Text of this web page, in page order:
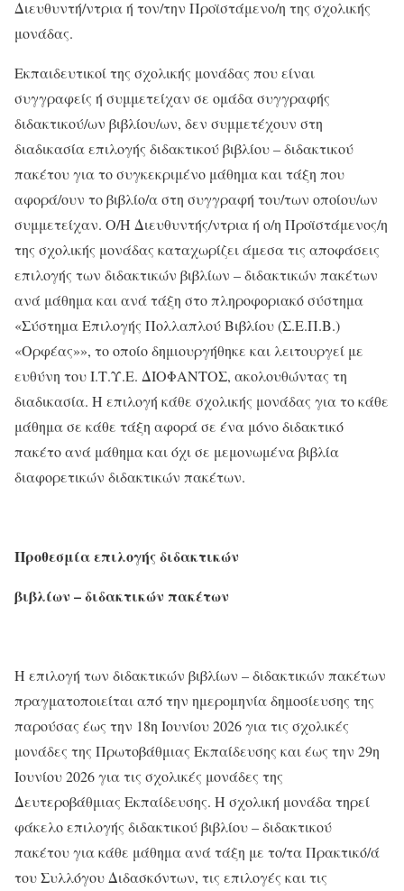
Διευθυντή/ντρια ή τον/την Προϊστάμενο/η της σχολικής
μονάδας.
Εκπαιδευτικοί της σχολικής μονάδας που είναι
συγγραφείς ή συμμετείχαν σε ομάδα συγγραφής
διδακτικού/ων βιβλίου/ων, δεν συμμετέχουν στη
διαδικασία επιλογής διδακτικού βιβλίου – διδακτικού
πακέτου για το συγκεκριμένο μάθημα και τάξη που
αφορά/ουν το βιβλίο/α στη συγγραφή του/των οποίου/ων
συμμετείχαν. Ο/Η Διευθυντής/ντρια ή ο/η Προϊστάμενος/η
της σχολικής μονάδας καταχωρίζει άμεσα τις αποφάσεις
επιλογής των διδακτικών βιβλίων – διδακτικών πακέτων
ανά μάθημα και ανά τάξη στο πληροφοριακό σύστημα
«Σύστημα Επιλογής Πολλαπλού Βιβλίου (Σ.Ε.Π.Β.)
«Ορφέας»», το οποίο δημιουργήθηκε και λειτουργεί με
ευθύνη του Ι.Τ.Υ.Ε. ΔΙΟΦΑΝΤΟΣ, ακολουθώντας τη
διαδικασία. Η επιλογή κάθε σχολικής μονάδας για το κάθε
μάθημα σε κάθε τάξη αφορά σε ένα μόνο διδακτικό
πακέτο ανά μάθημα και όχι σε μεμονωμένα βιβλία
διαφορετικών διδακτικών πακέτων.
Προθεσμία επιλογής διδακτικών
βιβλίων – διδακτικών πακέτων
Η επιλογή των διδακτικών βιβλίων – διδακτικών πακέτων
πραγματοποιείται από την ημερομηνία δημοσίευσης της
παρούσας έως την 18η Ιουνίου 2026 για τις σχολικές
μονάδες της Πρωτοβάθμιας Εκπαίδευσης και έως την 29η
Ιουνίου 2026 για τις σχολικές μονάδες της
Δευτεροβάθμιας Εκπαίδευσης. Η σχολική μονάδα τηρεί
φάκελο επιλογής διδακτικού βιβλίου – διδακτικού
πακέτου για κάθε μάθημα ανά τάξη με το/τα Πρακτικό/ά
του Συλλόγου Διδασκόντων, τις επιλογές και τις